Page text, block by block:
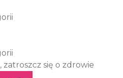
się o zdrowie